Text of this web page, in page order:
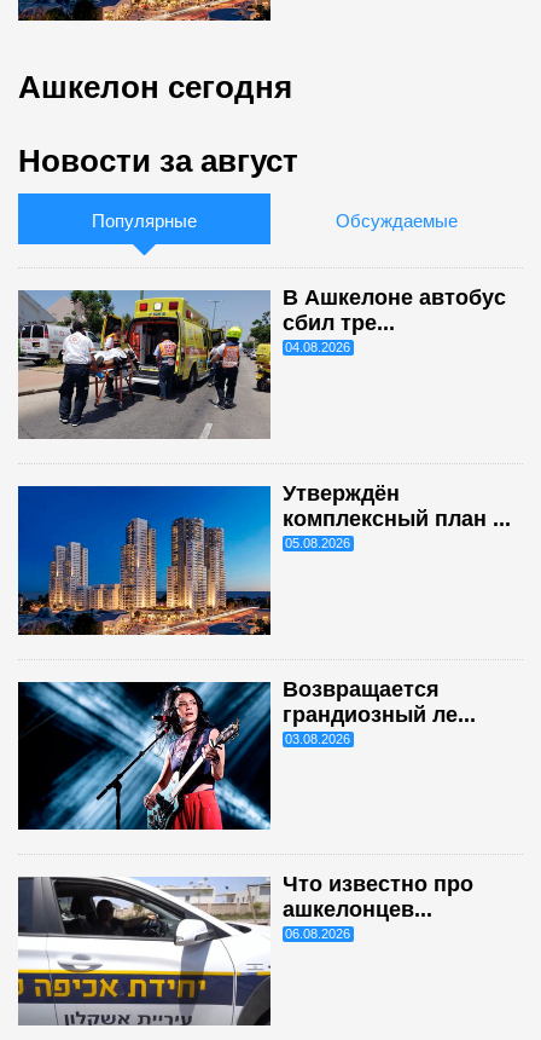
Ашкелон сегодня
Новости за август
Популярные Обсуждаемые
В Ашкелоне автобус
сбил тре...
04.08.2026
Утверждён
комплексный план ...
05.08.2026
Возвращается
грандиозный ле...
03.08.2026
Что известно про
ашкелонцев...
06.08.2026